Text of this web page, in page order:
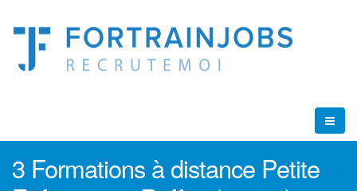
3 Formations à distance Petite